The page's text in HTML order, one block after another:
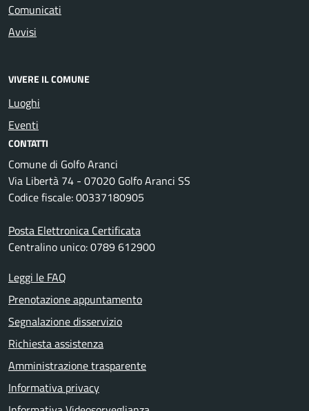
Comunicati
Avvisi
VIVERE IL COMUNE
Luoghi
Eventi
CONTATTI
Comune di Golfo Aranci
Via Libertà 74 - 07020 Golfo Aranci SS
Codice fiscale: 00337180905
Posta Elettronica Certificata
Centralino unico: 0789 612900
Leggi le FAQ
Prenotazione appuntamento
Segnalazione disservizio
Richiesta assistenza
Amministrazione trasparente
Informativa privacy